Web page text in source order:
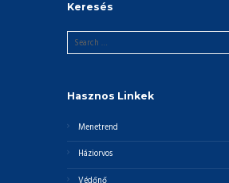
Keresés
Hasznos Linkek
Menetrend
Háziorvos